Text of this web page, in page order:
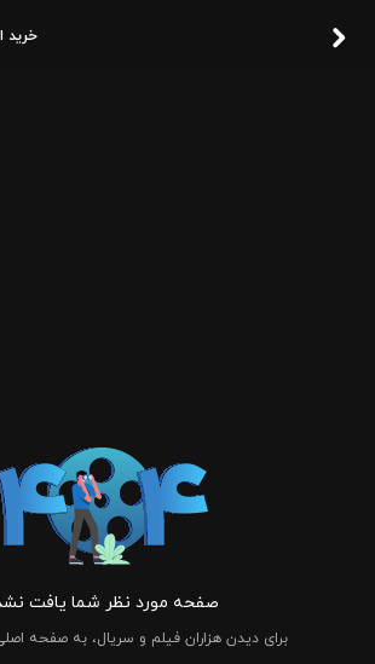
خرید
صفحه مورد نظر شما یافت
برای دیدن هزاران فیلم و سریال، به صفحه اصلی